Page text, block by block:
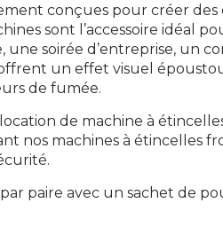
conçues pour créer
sont l’accessoire idéal
une soirée d’entreprise, un
un effet visuel
de fumée.
de machine à
nos machines à étincelles
paire avec un sachet de